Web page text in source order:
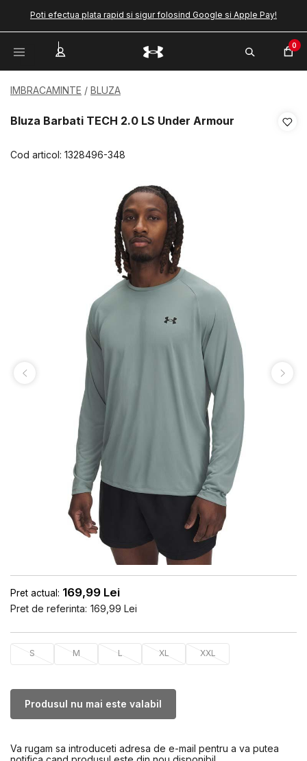
Poti efectua plata rapid si sigur folosind Google si Apple Pay!
0
IMBRACAMINTE BLUZA
Bluza Barbati TECH 2.0 LS Under Armour
Cod articol: 1328496-348
Pret actual: 169,99 Lei
Pret de referinta: 169,99 Lei
S M L XL XXL
Produsul nu mai este valabil
Va rugam sa introduceti adresa de e-mail pentru a va putea